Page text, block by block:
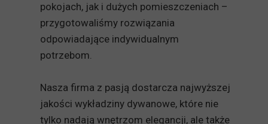
pokojach, jak i dużych pomieszczeniach –
przygotowaliśmy rozwiązania
odpowiadające indywidualnym
potrzebom.
Nasza firma z pasją dostarcza najwyższej
jakości wykładziny dywanowe, które nie
tylko nadają wnętrzom elegancji, ale także